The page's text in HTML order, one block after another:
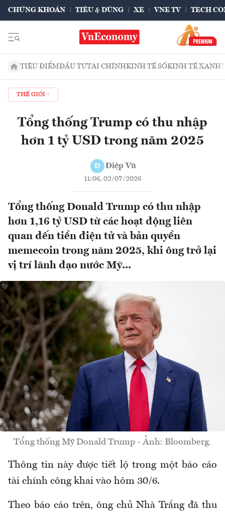
CHỨNG KHOÁN TIÊU & DÙNG XE VNE TV TECH
TIÊU ĐIỂMĐẦU TƯTÀI CHÍNHKINH TẾ SỐKINH TẾ XANH
THẾ GIỚI
Tổng thống Trump có thu nhập
hơn 1 tỷ USD trong năm 2025
Đ Điệp Vũ
11:06, 02/07/2026
Tổng thống Donald Trump có thu nhập
hơn 1,16 tỷ USD từ các hoạt động liên
quan đến tiền điện tử và bản quyền
memecoin trong năm 2025, khi ông trở lại
vị trí lãnh đạo nước Mỹ...
Tổng thống Mỹ Donald Trump - Ảnh: Bloomberg.
Thông tin này được tiết lộ trong một báo cáo
tài chính công khai vào hôm 30/6.
Theo báo cáo trên, ông chủ Nhà Trắng đã thu